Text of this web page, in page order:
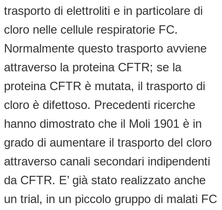
trasporto di elettroliti e in particolare di
cloro nelle cellule respiratorie FC.
Normalmente questo trasporto avviene
attraverso la proteina CFTR; se la
proteina CFTR è mutata, il trasporto di
cloro è difettoso. Precedenti ricerche
hanno dimostrato che il Moli 1901 è in
grado di aumentare il trasporto del cloro
attraverso canali secondari indipendenti
da CFTR. E’ già stato realizzato anche
un trial, in un piccolo gruppo di malati FC